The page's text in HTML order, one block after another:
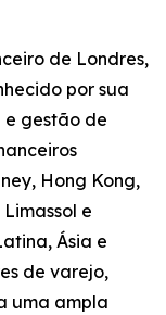
de Londres,
por sua
gestão de
Hong Kong,
e
Ásia e
de varejo,
uma ampla